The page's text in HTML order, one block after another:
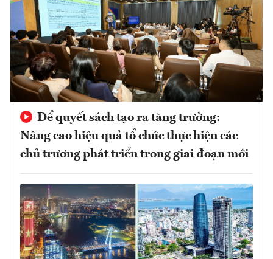
Để quyết sách tạo ra tăng trưởng:
Nâng cao hiệu quả tổ chức thực hiện các
chủ trương phát triển trong giai đoạn mới